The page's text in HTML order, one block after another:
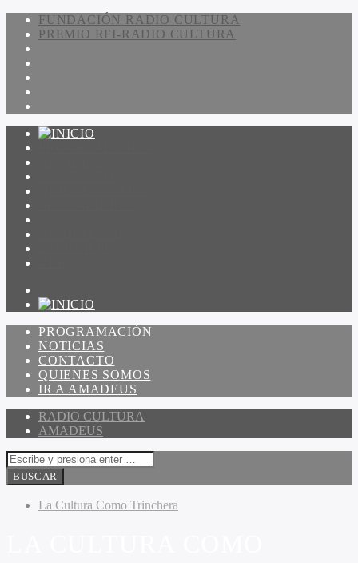
FUNDACIÓN RADIO CULTURA
PREMIO RFI-RADIO CULTURA
PROGRAMACIÓN
NOTICIAS
CONTACTO
QUIENES SOMOS
IR A AMADEUS
RADIO CULTURA
AMADEUS
La Cultura Como Trinchera